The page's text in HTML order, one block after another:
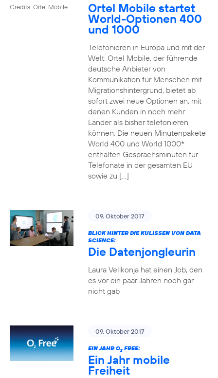
Credits: Ortel Mobile Ortel Mobile startet
World-Optionen 400
und 1000
Telefonieren in Europa und mit der
Welt: Ortel Mobile, der führende
deutsche Anbieter von
Kommunikation für Menschen mit
Migrationshintergrund, bietet ab
sofort zwei neue Optionen an, mit
denen Kunden in noch mehr
Länder als bisher telefonieren
können. Die neuen Minutenpakete
World 400 und World 1000*
enthalten Gesprächsminuten für
Telefonate in der gesamten EU
sowie zu […]
09. Oktober 2017
BLICK HINTER DIE KULISSEN VON DATA
SCIENCE:
Die Datenjongleurin
Laura Velikonja hat einen Job, den
es vor ein paar Jahren noch gar
nicht gab
09. Oktober 2017
EIN JAHR O2FREE:
Ein Jahr mobile
Freiheit